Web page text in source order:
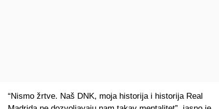
“Nismo žrtve. Naš DNK, moja historija i historija Real